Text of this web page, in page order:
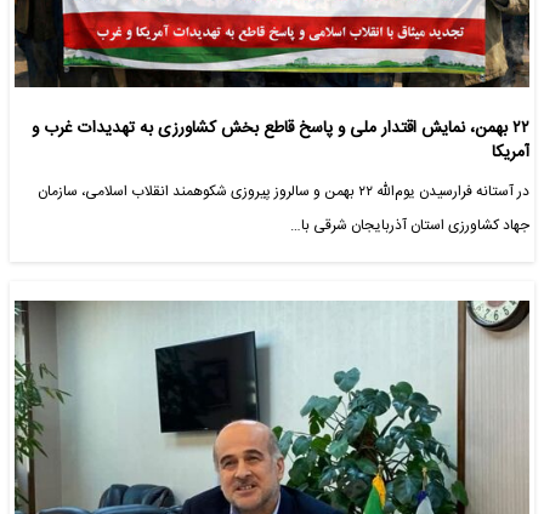
۲۲ بهمن، نمایش اقتدار ملی و پاسخ قاطع بخش کشاورزی به تهدیدات غرب و
آمریکا
در آستانه فرارسیدن یوم‌الله ۲۲ بهمن و سالروز پیروزی شکوهمند انقلاب اسلامی، سازمان
جهاد کشاورزی استان آذربایجان شرقی با…